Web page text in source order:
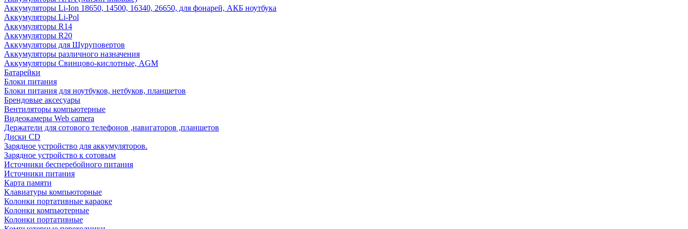
Аккумуляторы Li-Ion 18650, 14500, 16340, 26650, для фонарей, АКБ ноутбука
Аккумуляторы Li-Pol
Аккумуляторы R14
Аккумуляторы R20
Аккумуляторы для Шуруповертов
Аккумуляторы различного назначения
Аккумуляторы Свинцово-кислотные, AGM
Батарейки
Блоки питания
Блоки питания для ноутбуков, нетбуков, планшетов
Брендовые аксесуары
Вентиляторы компьютерные
Видеокамеры Web camera
Держатели для сотового телефонов ,навигаторов ,планшетов
Диски CD
Зарядное устройство для аккумуляторов.
Зарядное устройство к сотовым
Источники бесперебойного питания
Источники питания
Карта памяти
Клавиатуры компьюторные
Колонки портативные караоке
Колонки компьютерные
Колонки портативные